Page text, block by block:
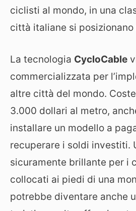
ciclisti al mondo, in una
città italiane si posizionano
La tecnologia CycloCable
commercializzata per
altre città del mondo.
3.000 dollari al metro,
installare un modello a
recuperare i soldi investiti.
sicuramente brillante per i
collocati ai piedi di una
potrebbe diventare anche